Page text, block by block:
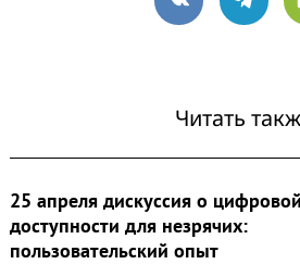
VK
Читать
25 апреля дискуссия о цифровой
доступности для незрячих:
пользовательский опыт